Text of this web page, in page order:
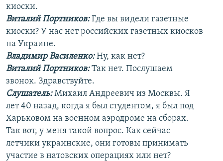
киоски.
Виталий Портников:Где вы видели газетные
киоски? У нас нет российских газетных киосков
на Украине.
Владимир Василенко:Ну, как нет?
Виталий Портников:Так нет. Послушаем
звонок. Здравствуйте.
Слушатель:Михаил Андреевич из Москвы. Я
лет 40 назад, когда я был студентом, я был под
Харьковом на военном аэродроме на сборах.
Так вот, у меня такой вопрос. Как сейчас
летчики украинские, они готовы принимать
участие в натовских операциях или нет?